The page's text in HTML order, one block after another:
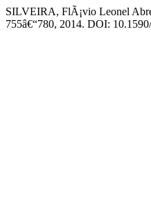
SILVEIRA, FlÃ¡vio Leonel
755â€“780, 2014. DOI: